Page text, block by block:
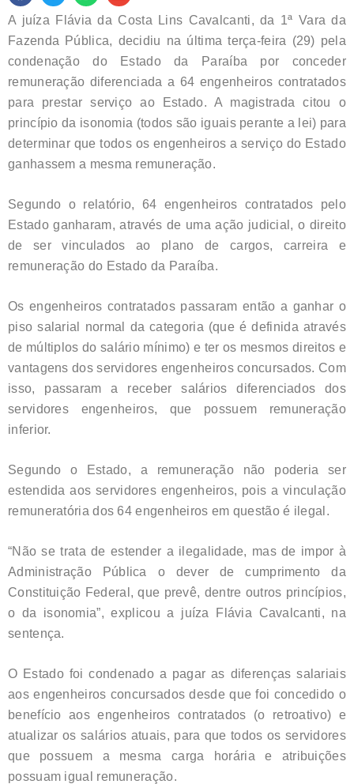
A juíza Flávia da Costa Lins Cavalcanti, da 1ª Vara da
Fazenda Pública, decidiu na última terça-feira (29) pela
condenação do Estado da Paraíba por conceder
remuneração diferenciada a 64 engenheiros contratados
para prestar serviço ao Estado. A magistrada citou o
princípio da isonomia (todos são iguais perante a lei) para
determinar que todos os engenheiros a serviço do Estado
ganhassem a mesma remuneração.
Segundo o relatório, 64 engenheiros contratados pelo
Estado ganharam, através de uma ação judicial, o direito
de ser vinculados ao plano de cargos, carreira e
remuneração do Estado da Paraíba.
Os engenheiros contratados passaram então a ganhar o
piso salarial normal da categoria (que é definida através
de múltiplos do salário mínimo) e ter os mesmos direitos e
vantagens dos servidores engenheiros concursados. Com
isso, passaram a receber salários diferenciados dos
servidores engenheiros, que possuem remuneração
inferior.
Segundo o Estado, a remuneração não poderia ser
estendida aos servidores engenheiros, pois a vinculação
remuneratória dos 64 engenheiros em questão é ilegal.
“Não se trata de estender a ilegalidade, mas de impor à
Administração Pública o dever de cumprimento da
Constituição Federal, que prevê, dentre outros princípios,
o da isonomia”, explicou a juíza Flávia Cavalcanti, na
sentença.
O Estado foi condenado a pagar as diferenças salariais
aos engenheiros concursados desde que foi concedido o
benefício aos engenheiros contratados (o retroativo) e
atualizar os salários atuais, para que todos os servidores
que possuem a mesma carga horária e atribuições
possuam igual remuneração.